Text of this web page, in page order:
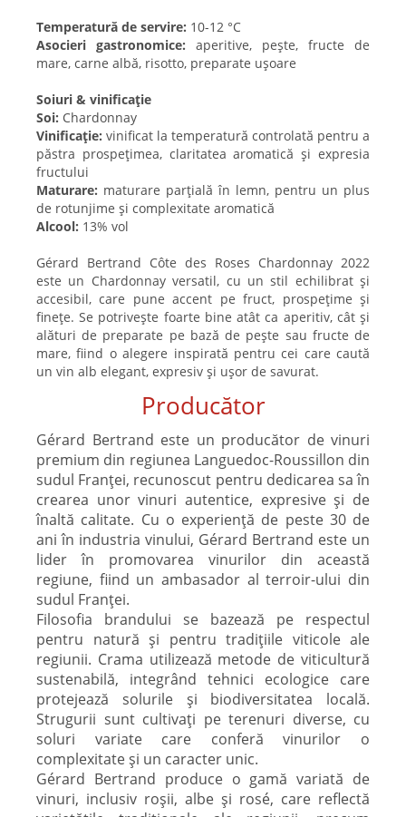
Temperatură de servire: 10-12 °C
Asocieri gastronomice: aperitive, pește, fructe de
mare, carne albă, risotto, preparate ușoare
Soiuri & vinificație
Soi: Chardonnay
Vinificație: vinificat la temperatură controlată pentru a
păstra prospețimea, claritatea aromatică și expresia
fructului
Maturare: maturare parțială în lemn, pentru un plus
de rotunjime și complexitate aromatică
Alcool: 13% vol
Gérard Bertrand Côte des Roses Chardonnay 2022
este un Chardonnay versatil, cu un stil echilibrat și
accesibil, care pune accent pe fruct, prospețime și
finețe. Se potrivește foarte bine atât ca aperitiv, cât și
alături de preparate pe bază de pește sau fructe de
mare, fiind o alegere inspirată pentru cei care caută
un vin alb elegant, expresiv și ușor de savurat.
Producător
Gérard Bertrand este un producător de vinuri
premium din regiunea Languedoc-Roussillon din
sudul Franței, recunoscut pentru dedicarea sa în
crearea unor vinuri autentice, expresive și de
înaltă calitate. Cu o experiență de peste 30 de
ani în industria vinului, Gérard Bertrand este un
lider în promovarea vinurilor din această
regiune, fiind un ambasador al terroir-ului din
sudul Franței.
Filosofia brandului se bazează pe respectul
pentru natură și pentru tradițiile viticole ale
regiunii. Crama utilizează metode de viticultură
sustenabilă, integrând tehnici ecologice care
protejează solurile și biodiversitatea locală.
Strugurii sunt cultivați pe terenuri diverse, cu
soluri variate care conferă vinurilor o
complexitate și un caracter unic.
Gérard Bertrand produce o gamă variată de
vinuri, inclusiv roșii, albe și rosé, care reflectă